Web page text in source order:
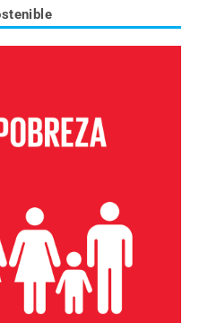
el objetivo 1